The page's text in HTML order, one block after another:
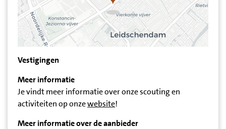
Vestigingen
Meer informatie
Je vindt meer informatie over onze scouting en
activiteiten op onzewebsite!
Meer informatie over de aanbieder